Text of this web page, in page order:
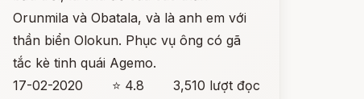
Orunmila và Obatala, và là anh em với
thần biển Olokun. Phục vụ ông có gã
tắc kè tinh quái Agemo.
17-02-2020
⭐ 4.8
3,510 lượt đọc